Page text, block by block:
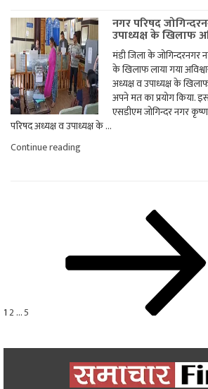
बादल,
मंडी
में
अब
तक
बह
चुके
हैं
एक
दर्जन
पुल"
नगर परिषद
उपाध्यक्ष के खिलाफ
मंडी जिला के जोगिन्दरनगर
के खिलाफ लाया गया
अध्यक्ष व उपाध्यक्ष के
अपने मत का प्रयोग किया.
एसडीएम जोगिन्दर नगर
परिषद अध्यक्ष व उपाध्यक्ष के …
Continue reading"नगर
अविश्वास
12 …5